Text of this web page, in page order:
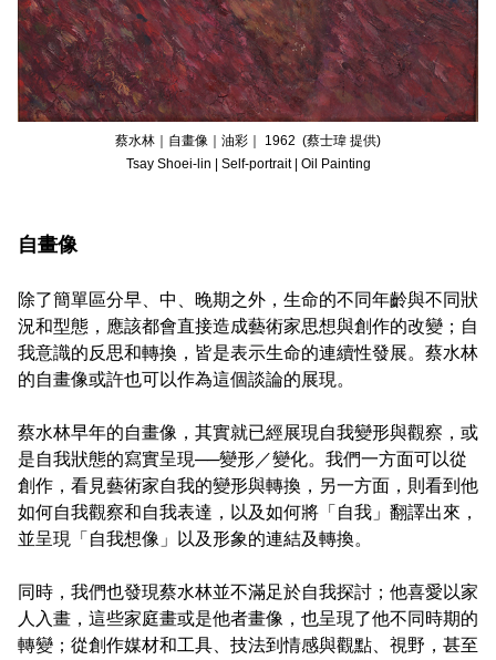
蔡水林｜自畫像｜油彩｜ 1962 (蔡士瑋 提供)
Tsay Shoei-lin | Self-portrait | Oil Painting
自畫像
除了簡單區分早、中、晚期之外，生命的不同年齡與不同狀
況和型態，應該都會直接造成藝術家思想與創作的改變；自
我意識的反思和轉換，皆是表示生命的連續性發展。蔡水林
的自畫像或許也可以作為這個談論的展現。
蔡水林早年的自畫像，其實就已經展現自我變形與觀察，或
是自我狀態的寫實呈現──變形／變化。我們一方面可以從
創作，看見藝術家自我的變形與轉換，另一方面，則看到他
如何自我觀察和自我表達，以及如何將「自我」翻譯出來，
並呈現「自我想像」以及形象的連結及轉換。
同時，我們也發現蔡水林並不滿足於自我探討；他喜愛以家
人入畫，這些家庭畫或是他者畫像，也呈現了他不同時期的
轉變；從創作媒材和工具、技法到情感與觀點、視野，甚至